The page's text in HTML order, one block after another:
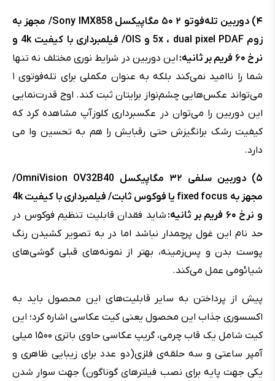
۴) دوربین تله‌فوتو ۲ ۵۰ مگاپیکسل Sony IMX858/
مجهز به
زوم 5x ، dual pixel PDAF و OIS/ فیلمبرداری با کیفیت 4k و
نرخ ۶۰ فریم بر ثانیه:
این دوربین در شرایط نوری مختلف نه تنها
شما را ناامید نمی‌کند بلکه به عنوان مکملی برای تله‌فوتوی ۱
می‌تواند عکس‌هایی چشم‌نواز برایتان ثبت کند. اوج قدرت‌نمایی
این دوربین را می‌توان در عکسبرداری کلوزآپ مشاهده کرد که
کیفیت رشک برانگیزش حتی رقبایش را هم به تحسین وا می
دارد.
۵) دوربین سلفی ۳۲ مگاپیکسل OmniVision OV32B40/
مجهز به fixed focus یا فوکوس ثابت/ فیلمبرداری با کیفیت 4k
و نرخ ۶۰ فریم بر ثانیه:
شاید فقدان قابلیت تنظیم فوکوس در
حد نام این غول پرچمدار نباشد اما در به تصویر کشیدن رنگ
پوست بدن و پس‌زمینه، بهتر از نمونه‌های قبلی گوشی‌های
شیائومی عمل می‌کند.
پیش از پرداختن به سایر قابلیت‌های این محصول باید به
اکسسوری جذاب این محصول یعنی کیت عکاسی اشاره کرد؛ این
کیت شامل یک قاب چرمی، گریپ عکاسی حاوی باتری ۱۵۰۰ میلی
آمپر ساعتی و سه حلقه‌ی فلزی(دو عدد برای زیبایی ظاهری و
یکی جهت پایه برای نصب فیلترهای گوناگون) جهت سوار شدن